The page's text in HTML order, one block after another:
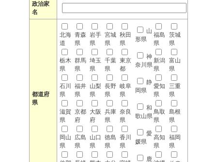
政治家
名
都道府
県
北海
道
青森
県
岩手
県
宮城
県
秋田
県
山
形県
福島
県
茨城
県
栃木
県
群馬
県
埼玉
県
千葉
県
東京
都
神
奈川県
新潟
県
富山
県
石川
県
福井
県
山梨
県
長野
県
岐阜
県
静
岡県
愛知
県
三重
県
滋賀
県
京都
府
大阪
府
兵庫
県
奈良
県
和
歌山県
鳥取
県
島根
県
岡山
県
広島
県
山口
県
徳島
県
香川
県
愛
媛県
高知
県
福岡
県
鹿